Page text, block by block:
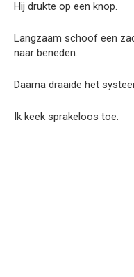
Hij drukte op een knop.
Langzaam schoof een
naar beneden.
Daarna draaide het
Ik keek sprakeloos toe.